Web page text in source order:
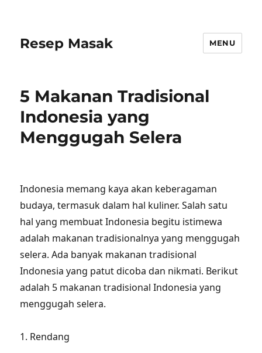
Resep Masak MENU
5 Makanan Tradisional
Indonesia yang
Menggugah Selera
Indonesia memang kaya akan keberagaman
budaya, termasuk dalam hal kuliner. Salah satu
hal yang membuat Indonesia begitu istimewa
adalah makanan tradisionalnya yang menggugah
selera. Ada banyak makanan tradisional
Indonesia yang patut dicoba dan nikmati. Berikut
adalah 5 makanan tradisional Indonesia yang
menggugah selera.
1. Rendang